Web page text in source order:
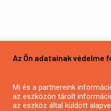
Az Ön adatainak védelme
Mi és a partnereink
az eszközön tárolt
az eszköz által küldött